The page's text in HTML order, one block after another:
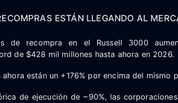
ESTÁN LLEGANDO AL
de recompra en el Russell 3000
de $428 mil millones hasta ahora en 2026.
están un +176% por encima del mismo
de ejecución de ~90%, las